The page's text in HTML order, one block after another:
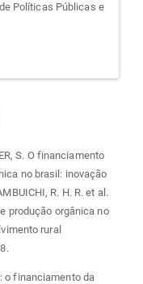
Políticas Públicas e
S. O financiamento
no brasil: inovação
R. H. R. et al.
produção orgânica no
rural
o financiamento da